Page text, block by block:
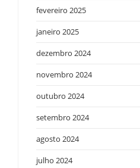
fevereiro 2025
janeiro 2025
dezembro 2024
novembro 2024
outubro 2024
setembro 2024
agosto 2024
julho 2024